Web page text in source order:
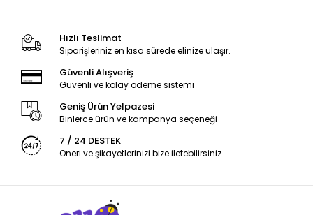
Hızlı Teslimat
Siparişleriniz en kısa sürede elinize ulaşır.
Güvenli Alışveriş
Güvenli ve kolay ödeme sistemi
Geniş Ürün Yelpazesi
Binlerce ürün ve kampanya seçeneği
7 / 24 DESTEK
Öneri ve şikayetlerinizi bize iletebilirsiniz.